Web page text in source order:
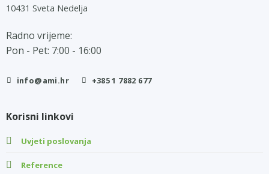
10431 Sveta Nedelja
Radno vrijeme:
Pon - Pet: 7:00 - 16:00
info@ami.hr +385 1 7882 677
Korisni linkovi
Uvjeti poslovanja
Reference